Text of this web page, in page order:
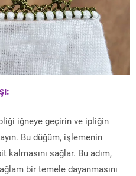
iğneye geçirin ve ipliğin
Bu düğüm, işlemenin
kalmasını sağlar. Bu adım,
bir temele dayanmasını